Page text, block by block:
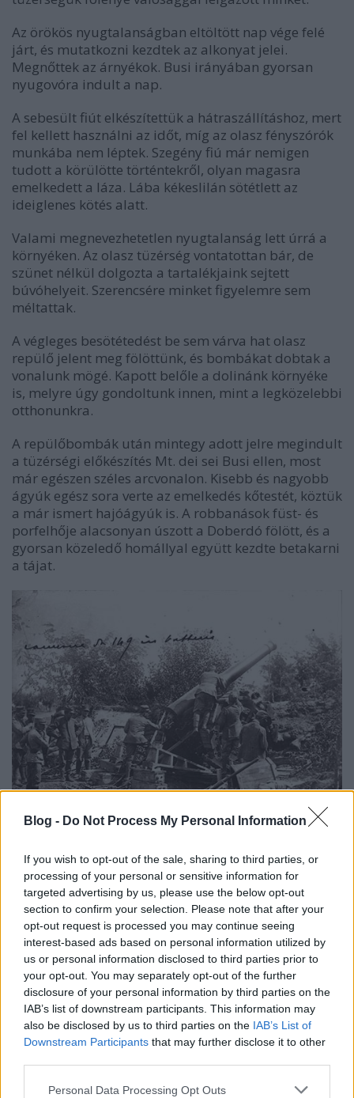
Blog - Do Not Process My Personal Information
If you wish to opt-out of the sale, sharing to third parties, or
processing of your personal or sensitive information for
targeted advertising by us, please use the below opt-out
section to confirm your selection. Please note that after your
opt-out request is processed you may continue seeing
interest-based ads based on personal information utilized by
us or personal information disclosed to third parties prior to
your opt-out. You may separately opt-out of the further
disclosure of your personal information by third parties on the
IAB’s list of downstream participants. This information may
also be disclosed by us to third parties on the IAB’s List of
Downstream Participants that may further disclose it to other
Please note that this website/app uses one or more Google
Personal Data Processing Opt Outs
Az örökös nyugtalanságban eltöltött nap vége felé
járt, és mutatkozni kezdtek az alkonyat jelei.
Megnőttek az árnyékok. Busi irányában gyorsan
nyugovóra indult a nap.
A sebesült fiút elkészítettük a hátraszállításhoz, mert
fel kellett használni az időt, míg az olasz fényszórók
munkába nem léptek. Szegény fiú már nemigen
tudott a körülötte történtekről, olyan magasra
emelkedett a láza. Lába kékeslilán sötétlett az
ideiglenes kötés alatt.
Valami megnevezhetetlen nyugtalanság lett úrrá a
környéken. Az olasz tüzérség vontatottan bár, de
szünet nélkül dolgozta a tartalékjaink sejtett
búvóhelyeit. Szerencsére minket figyelemre sem
méltattak.
A végleges besötétedést be sem várva hat olasz
repülő jelent meg fölöttünk, és bombákat dobtak a
vonalunk mögé. Kapott belőle a dolinánk környéke
is, melyre úgy gondoltunk innen, mint a legközelebbi
otthonunkra.
A repülőbombák után mintegy adott jelre megindult
a tüzérségi előkészítés Mt. dei sei Busi ellen, most
már egészen széles arcvonalon. Kisebb és nagyobb
ágyúk egész sora verte az emelkedés kőtestét, köztük
a már ismert hajóágyúk is. A robbanások füst- és
porfelhője alacsonyan úszott a Doberdó fölött, és a
gyorsan közeledő homállyal együtt kezdte betakarni
a tájat.
Olasz tüzérség állásban az Isonzónál
(forrás: Gruppo Speleologico Carsico)
Most egy óra hosszát olyan csodálatosan szörnyű
látványban volt részünk, amilyent nem minden
ember fia láthat ebben az életben. Felhasználva a
szürkületet és a nagy zűrzavart, elvitettem az
önkéntest. Még nem volt elég sötét, azonban most
nem törődött senki az ilyen csekélységgel. A
gránátok után felvillantak az olasz fényszórók is,
melyeknek fényében az explóziók füstje és a
srapnelek robbanásai mint fehér vattacsomók
gomolyogtak a magasban. Oly sűrű lett végül ez a
vattás srapnelfelhő, hogy a magasban keringő
repülőket kereső fényszórók fénycsóvája nem bírt
utat törni köztük.